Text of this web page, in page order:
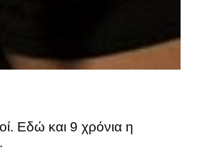
Εδώ και 9 χρόνια η